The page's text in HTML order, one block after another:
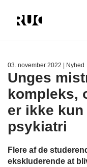
03. november 2022 | Nyhed
Unges
kompleks,
er ikke kun
psykiatri
Flere af de
ekskluderende at